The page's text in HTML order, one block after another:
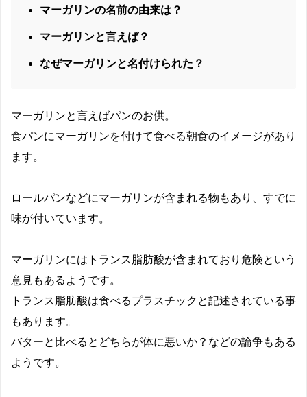
マーガリンの名前の由来は？
マーガリンと言えば？
なぜマーガリンと名付けられた？
マーガリンと言えばパンのお供。
食パンにマーガリンを付けて食べる朝食のイメージがあり
ます。
ロールパンなどにマーガリンが含まれる物もあり、すでに
味が付いています。
マーガリンにはトランス脂肪酸が含まれており危険という
意見もあるようです。
トランス脂肪酸は食べるプラスチックと記述されている事
もあります。
バターと比べるとどちらが体に悪いか？などの論争もある
ようです。